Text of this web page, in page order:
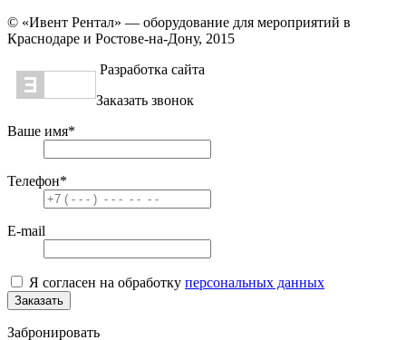
© «Ивент Рентал» — оборудование для мероприятий в
Краснодаре и Ростове-на-Дону, 2015
Разработка сайта
Заказать звонок
Ваше имя*
Телефон*
E-mail
Я согласен на обработку персональных данных
Заказать
Забронировать